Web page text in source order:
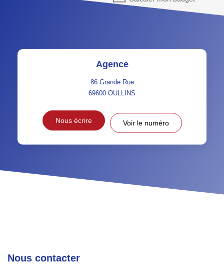
Agence
86 Grande Rue
69600 OULLINS
Nous écrire Voir le numéro
Nous contacter